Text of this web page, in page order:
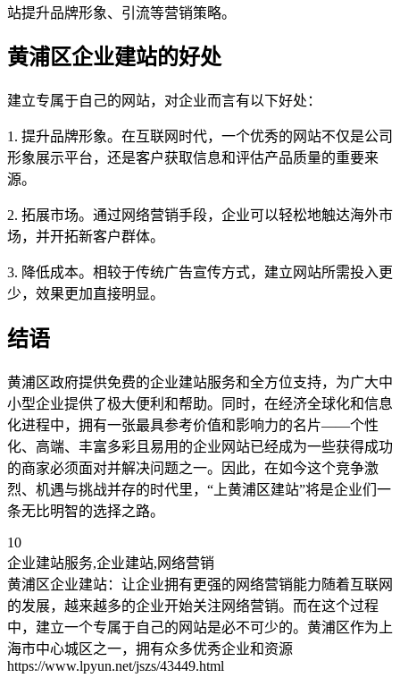
站提升品牌形象、引流等营销策略。
黄浦区企业建站的好处
建立专属于自己的网站，对企业而言有以下好处：
1. 提升品牌形象。在互联网时代，一个优秀的网站不仅是公司
形象展示平台，还是客户获取信息和评估产品质量的重要来
源。
2. 拓展市场。通过网络营销手段，企业可以轻松地触达海外市
场，并开拓新客户群体。
3. 降低成本。相较于传统广告宣传方式，建立网站所需投入更
少，效果更加直接明显。
结语
黄浦区政府提供免费的企业建站服务和全方位支持，为广大中
小型企业提供了极大便利和帮助。同时，在经济全球化和信息
化进程中，拥有一张最具参考价值和影响力的名片——个性
化、高端、丰富多彩且易用的企业网站已经成为一些获得成功
的商家必须面对并解决问题之一。因此，在如今这个竞争激
烈、机遇与挑战并存的时代里，“上黄浦区建站”将是企业们一
条无比明智的选择之路。
10
企业建站服务,企业建站,网络营销
黄浦区企业建站：让企业拥有更强的网络营销能力随着互联网
的发展，越来越多的企业开始关注网络营销。而在这个过程
中，建立一个专属于自己的网站是必不可少的。黄浦区作为上
海市中心城区之一，拥有众多优秀企业和资源
https://www.lpyun.net/jszs/43449.html